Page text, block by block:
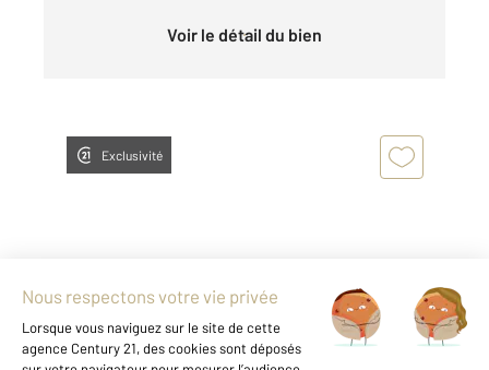
Voir le détail du bien
Exclusivité